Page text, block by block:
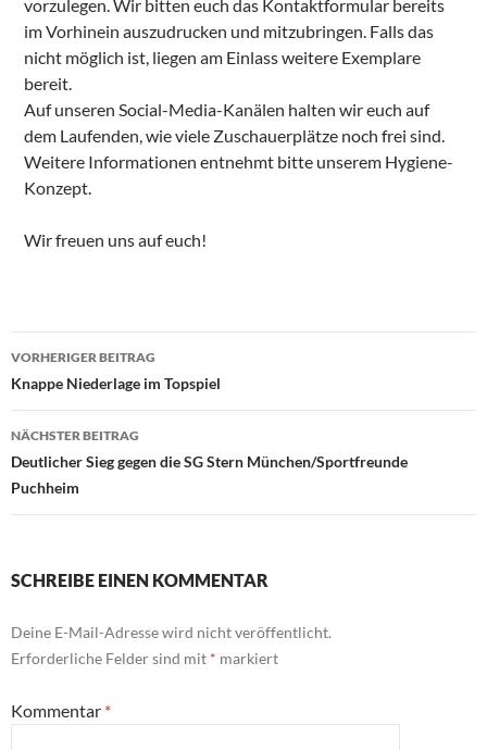
vorzulegen. Wir bitten euch das Kontaktformular bereits
im Vorhinein auszudrucken und mitzubringen. Falls das
nicht möglich ist, liegen am Einlass weitere Exemplare
bereit.
Auf unseren Social-Media-Kanälen halten wir euch auf
dem Laufenden, wie viele Zuschauerplätze noch frei sind.
Weitere Informationen entnehmt bitte unserem Hygiene-
Konzept.
Wir freuen uns auf euch!
Beitragsnavigation
VORHERIGER BEITRAG
Knappe Niederlage im Topspiel
NÄCHSTER BEITRAG
Deutlicher Sieg gegen die SG Stern München/Sportfreunde
Puchheim
SCHREIBE EINEN KOMMENTAR
Deine E-Mail-Adresse wird nicht veröffentlicht.
Erforderliche Felder sind mit * markiert
Kommentar *